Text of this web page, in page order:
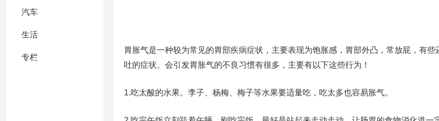
汽车
生活
专栏
胃胀气是一种较为常见的胃部疾病症状，主要表现为饱胀感，胃部外凸，常放屁，有些
吐的症状。会引发胃胀气的不良习惯有很多，主要有以下这些行为！
1.吃太酸的水果。李子、杨梅、梅子等水果要适量吃，吃太多也容易胀气。